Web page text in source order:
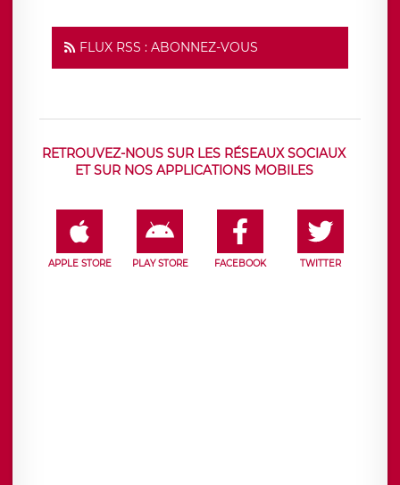
FLUX RSS : ABONNEZ-VOUS
RETROUVEZ-NOUS SUR LES RÉSEAUX SOCIAUX
ET SUR NOS APPLICATIONS MOBILES
APPLE STORE PLAY STORE FACEBOOK TWITTER